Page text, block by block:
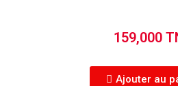
159,000
Ajouter au